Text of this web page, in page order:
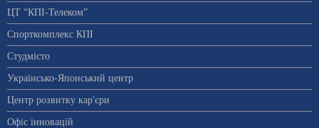
ЦТ “КПІ-Телеком”
Спорткомплекс КПІ
Студмісто
Українсько-Японський центр
Центр розвитку кар'єри
Офіс інновацій